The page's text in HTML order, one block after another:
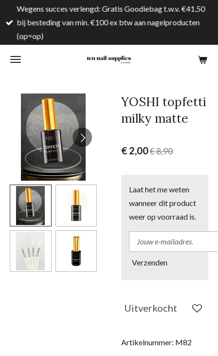
direct
naar
hoofdinhoud
Wegens succes verlengd: Gratis Goodiebag t.w.v. €41,50
bij besteding van min. €100 ex btw aan nagelproducten
(op=op)
YOSHI topfetti
milky matte
€ 2,00€ 8,90
Laat het me weten
wanneer dit product
weer op voorraad is.
Verzenden
Uitverkocht
Artikelnummer: M82